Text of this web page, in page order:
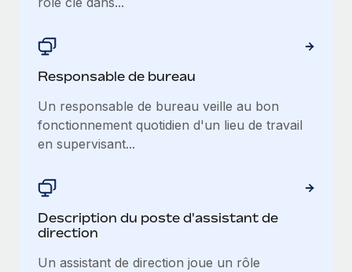
Responsable de bureau
Un responsable de bureau veille au bon
fonctionnement quotidien d'un lieu de travail
en supervisant...
Description du poste d'assistant de
direction
Un assistant de direction joue un rôle